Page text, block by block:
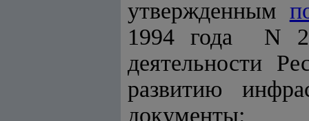
утвержденным
1994 года N
деятельности
развитию
документы: